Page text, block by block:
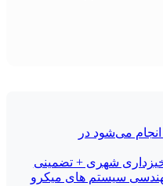
انجام می‌شود در
شهری + تضمینی
مهندسی سیستم های میکرو